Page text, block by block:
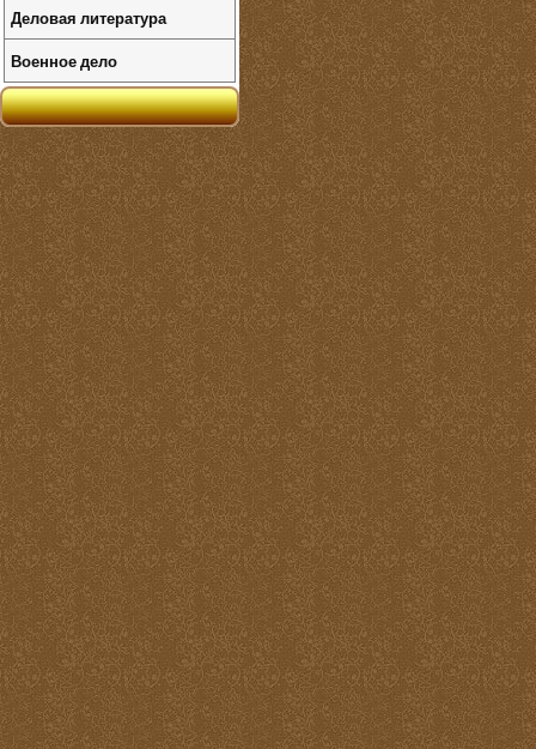
Деловая литература
Военное дело